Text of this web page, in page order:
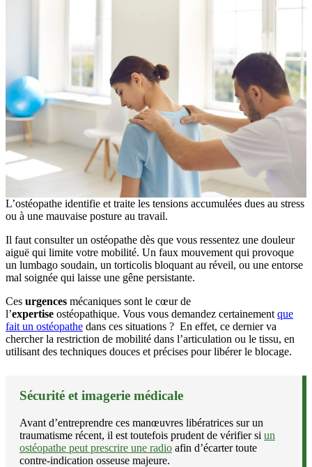
L’ostéopathe identifie et traite les tensions accumulées dues au stress
ou à une mauvaise posture au travail.
Il faut consulter un ostéopathe dès que vous ressentez une douleur
aiguë qui limite votre mobilité. Un faux mouvement qui provoque
un lumbago soudain, un torticolis bloquant au réveil, ou une entorse
mal soignée qui laisse une gêne persistante.
Ces urgences mécaniques sont le cœur de
l’expertise ostéopathique. Vous vous demandez certainement que
fait un ostéopathe dans ces situations ? En effet, ce dernier va
chercher la restriction de mobilité dans l’articulation ou le tissu, en
utilisant des techniques douces et précises pour libérer le blocage.
Sécurité et imagerie médicale
Avant d’entreprendre ces manœuvres libératrices sur un
traumatisme récent, il est toutefois prudent de vérifier si un
ostéopathe peut prescrire une radio afin d’écarter toute
contre-indication osseuse majeure.